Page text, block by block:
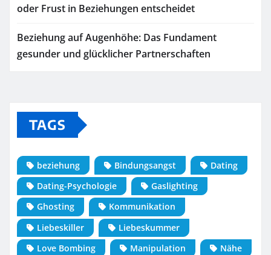
oder Frust in Beziehungen entscheidet
Beziehung auf Augenhöhe: Das Fundament
gesunder und glücklicher Partnerschaften
TAGS
beziehung Bindungsangst
Dating
Dating-Psychologie
Gaslighting
Ghosting
Kommunikation
Liebeskiller
Liebeskummer
Love Bombing
Manipulation
Nähe